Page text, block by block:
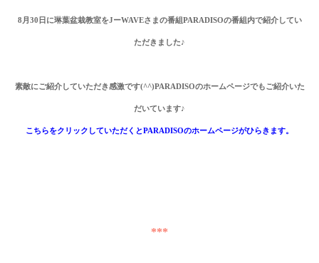
8月 30 日に琳葉盆栽教室をJーWAVEさまの番組PARADISOの番組内で紹介してい
ただきました♪
素敵にご紹介していただき感激です(^^)PARADISOのホームページでもご紹介いた
だいています♪
こちらをクリックしていただくとPARADISOのホームページがひらきます。
***